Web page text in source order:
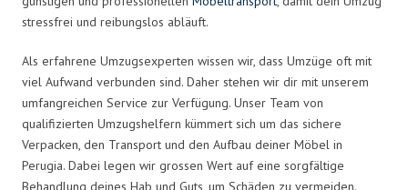
stressfrei und reibungslos abläuft.
Als erfahrene Umzugsexperten wissen wir, dass Umzüge oft mit
viel Aufwand verbunden sind. Daher stehen wir dir mit unserem
umfangreichen Service zur Verfügung. Unser Team von
qualifizierten Umzugshelfern kümmert sich um das sichere
Verpacken, den Transport und den Aufbau deiner Möbel in
Perugia. Dabei legen wir grossen Wert auf eine sorgfältige
Behandlung deines Hab und Guts, um Schäden zu vermeiden.